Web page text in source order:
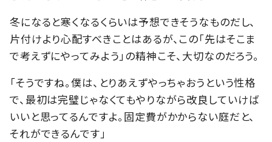
冬になると寒くなるくらいは予想できそうなものだし、
片付けより心配すべきことはあるが、この「先はそこま
で考えずにやってみよう」の精神こそ、大切なのだろう。
「そうですね。僕は、とりあえずやっちゃおうという性格
で、最初は完璧じゃなくてもやりながら改良していけば
いいと思ってるんですよ。固定費がかからない庭だと、
それができるんです」